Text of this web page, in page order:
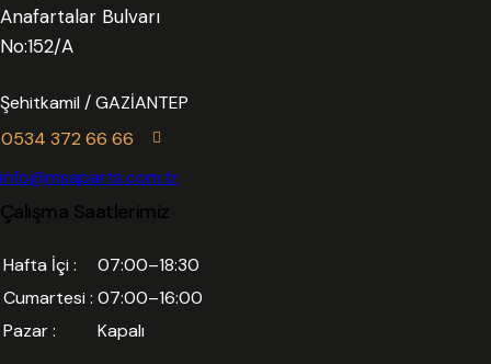
Anafartalar Bulvarı
No:152/A
Şehitkamil / GAZİANTEP
0534 372 66 66
info@msaparts.com.tr
Çalışma Saatlerimiz
Hafta İçi :
07:00–18:30
Cumartesi : 07:00–16:00
Pazar :
Kapalı